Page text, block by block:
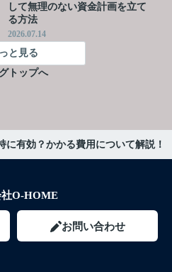
して無理のない資金計画を立て
る方法
2026.07.14
と見る
トップへ
有効？かかる費用について解説！
O-HOME
お問い合わせ